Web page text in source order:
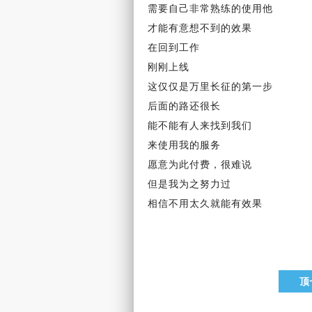
需要自己非常熟练的使用他
才能有意想不到的效果
在回到工作
刚刚上线
这仅仅是万里长征的第一步
后面的路还很长
能不能有人来找到我们
来使用我的服务
愿意为此付费，很难说
但是我为之努力过
相信不用太久就能有效果
顶